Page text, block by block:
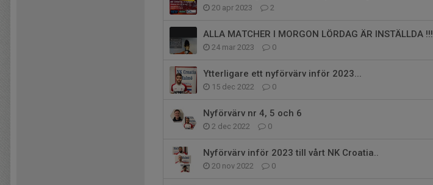
20 apr 2023 2
ALLA MATCHER I MORGON LÖRDAG ÄR INSTÄLLDA !!!
24 mar 2023 0
Ytterligare ett nyförvärv inför 2023...
15 dec 2022 0
Nyförvärv nr 4, 5 och 6
2 dec 2022 0
Nyförvärv inför 2023 till vårt NK Croatia..
20 nov 2022 0